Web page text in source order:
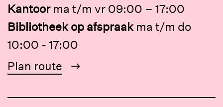
Kantoor ma t/m vr 09:00 – 17:00
Bibliotheek op afspraak ma t/m do
10:00 - 17:00
Plan route